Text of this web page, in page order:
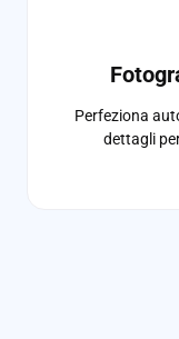
Perfeziona
dettagli